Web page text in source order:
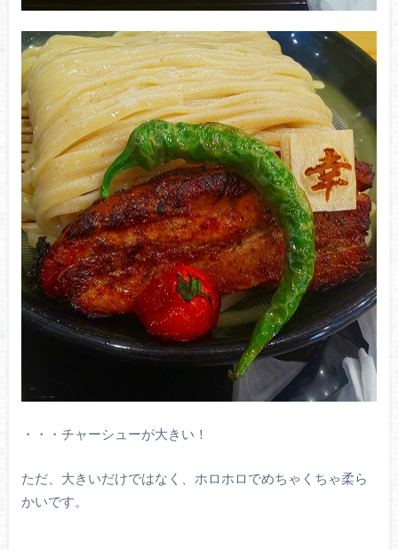
・・・チャーシューが大きい！
ただ、大きいだけではなく、ホロホロでめちゃくちゃ柔ら
かいです。